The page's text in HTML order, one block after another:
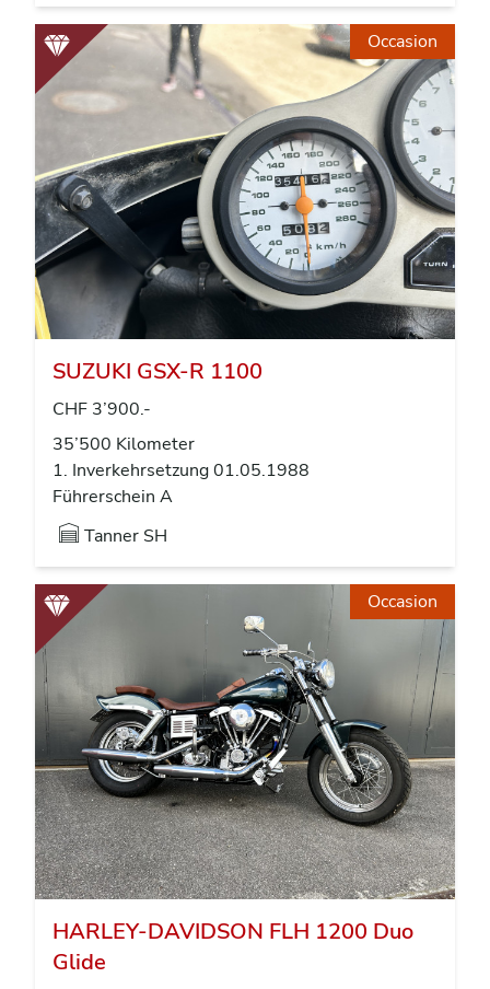
Occasion
SUZUKI GSX-R 1100
CHF 3’900.-
35’500 Kilometer
1. Inverkehrsetzung 01.05.1988
Führerschein A
Tanner SH
Occasion
HARLEY-DAVIDSON FLH 1200 Duo
Glide